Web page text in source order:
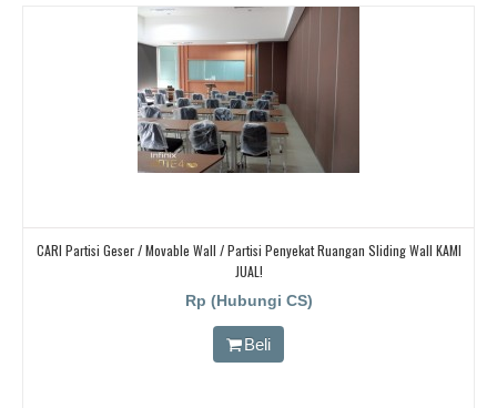
CARI Partisi Geser / Movable Wall / Partisi Penyekat Ruangan Sliding Wall KAMI
JUAL!
Rp (Hubungi CS)
Beli